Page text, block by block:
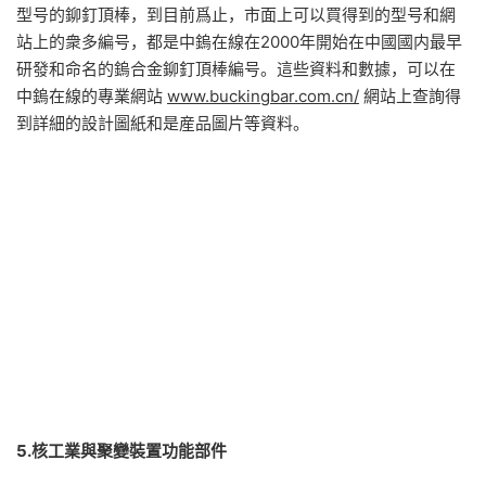
型号的鉚釘頂棒，到目前爲止，市面上可以買得到的型号和網
站上的衆多編号，都是中鎢在線在2000年開始在中國國内最早
研發和命名的鎢合金鉚釘頂棒編号。這些資料和數據，可以在
中鎢在線的專業網站 www.buckingbar.com.cn/ 網站上查詢得
到詳細的設計圖紙和是産品圖片等資料。
5.核工業與聚變裝置功能部件